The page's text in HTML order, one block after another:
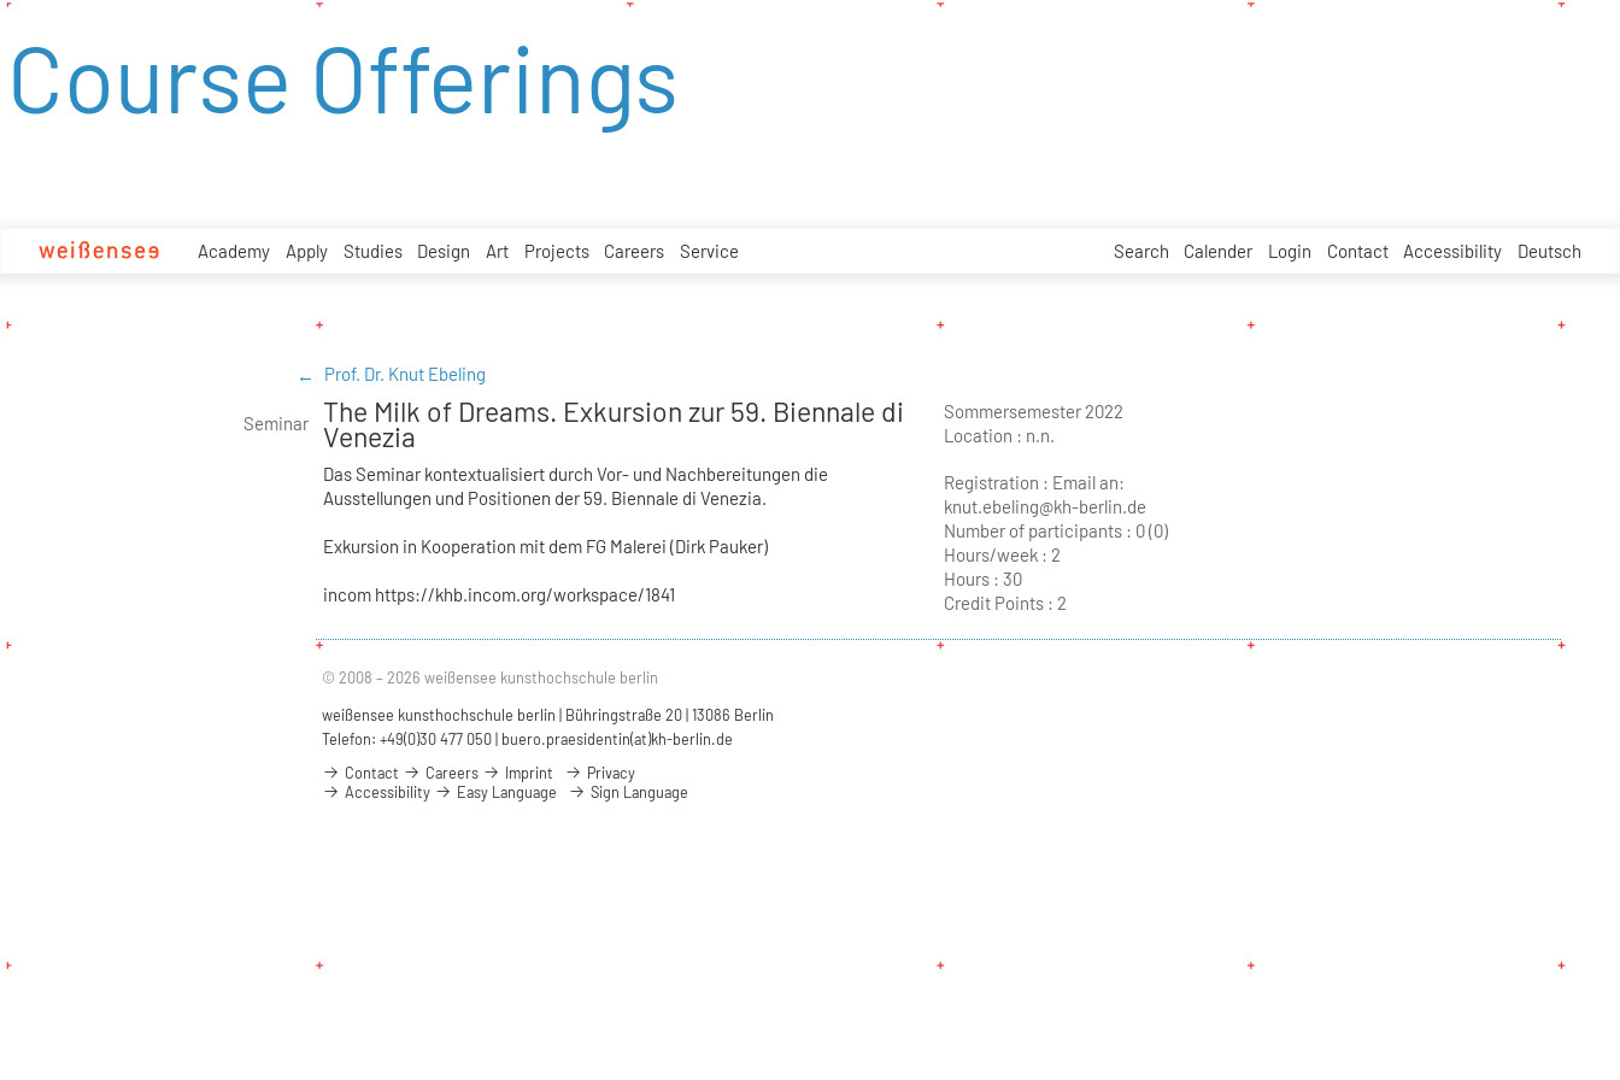
zum
Academy Apply Studies Design Art Projects Careers Service Search Calender Login Contact Accessibility Deutsch
Course Offerings
Prof. Dr. Knut Ebeling
Seminar The Milk of Dreams. Exkursion zur 59. Biennale di
Venezia
Das Seminar kontextualisiert durch Vor- und Nachbereitungen die
Ausstellungen und Positionen der 59. Biennale di Venezia.
Exkursion in Kooperation mit dem FG Malerei (Dirk Pauker)
incom https://khb.incom.org/workspace/1841
Sommersemester 2022
Location : n.n.
Registration : Email an:
knut.ebeling@kh-berlin.de
Number of participants : 0 (0)
Hours/week : 2
Hours :30
Credit Points : 2
© 2008 – 2026 weißensee kunsthochschule berlin
weißensee kunsthochschule berlin | Bühringstraße 20 | 13086 Berlin
Telefon: +49(0)30 477 050 | buero.praesidentin(at)kh-berlin.de
Contact
Careers Imprint
Privacy
Accessibility
Easy Language Sign Language